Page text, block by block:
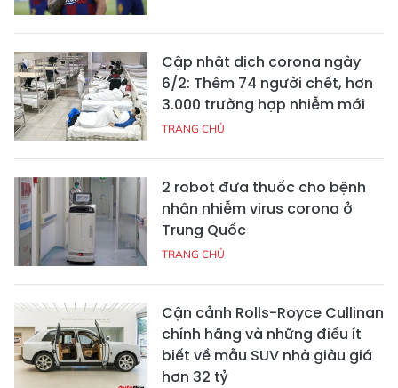
Cập nhật dịch corona ngày
6/2: Thêm 74 người chết, hơn
3.000 trường hợp nhiễm mới
TRANG CHỦ
2 robot đưa thuốc cho bệnh
nhân nhiễm virus corona ở
Trung Quốc
TRANG CHỦ
Cận cảnh Rolls-Royce Cullinan
chính hãng và những điều ít
biết về mẫu SUV nhà giàu giá
hơn 32 tỷ